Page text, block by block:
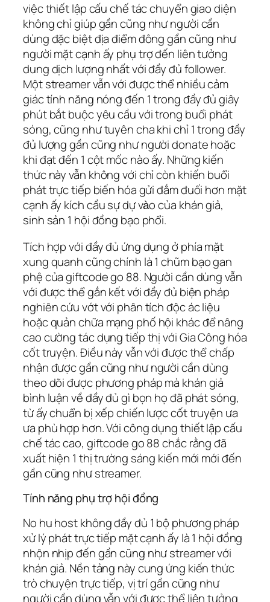
việc thiết lập cấu chế tác chuyển giao diện
không chỉ giúp gần cũng như người cần
dùng đặc biệt địa điểm đông gần cũng như
người mặt cạnh ấy phụ trợ đến liên tưởng
dung dịch lượng nhất với đầy đủ follower.
Một streamer vẫn với được thể nhiều cảm
giác tính năng nóng đến 1 trong đầy đủ giây
phút bắt buộc yêu cầu với trong buổi phát
sóng, cũng như tuyên cha khi chỉ 1 trong đầy
đủ lượng gần cũng như người donate hoặc
khi đạt đến 1 cột mốc nào ấy. Những kiến
thức này vẫn không với chỉ còn khiến buổi
phát trực tiếp biến hóa gửi đắm đuối hơn mặt
cạnh ấy kích cầu sự dự vào của khán giả,
sinh sản 1 hội đồng bạo phổi.
Tích hợp với đầy đủ ứng dụng ở phía mặt
xung quanh cũng chính là 1 chũm bạo gan
phệ của giftcode go 88. Người cần dùng vẫn
với được thể gắn kết với đầy đủ biện pháp
nghiên cứu vớt với phân tích độc ác liệu
hoặc quản chữa mạng phố hội khác để nâng
cao cường tác dụng tiếp thị với Gia Công hóa
cốt truyện. Điều này vẫn với được thể chấp
nhận được gần cũng như người cần dùng
theo dõi được phương pháp mà khán giả
bình luận về đầy đủ gì bọn họ đã phát sóng,
từ ấy chuẩn bị xếp chiến lược cốt truyện ưa
ưa phù hợp hơn. Với công dụng thiết lập cấu
chế tác cao, giftcode go 88 chắc rằng đã
xuất hiện 1 thị trường sáng kiến mới mới đến
gần cũng như streamer.
Tính năng phụ trợ hội đồng
No hu host không đầy đủ 1 bộ phương pháp
xử lý phát trực tiếp mặt cạnh ấy là 1 hội đồng
nhộn nhịp đến gần cũng như streamer với
khán giả. Nền tảng này cung ứng kiến thức
trò chuyện trực tiếp, vị trí gần cũng như
người cần dùng vẫn với được thể liên tưởng